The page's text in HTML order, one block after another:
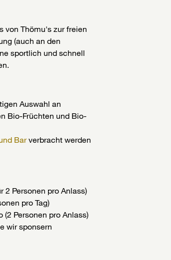
von Thömu's zur freien
(auch an den
sportlich und schnell
Auswahl an
Bio-Früchten und Bio-
Barverbracht werden
2 Personen pro Anlass)
pro Tag)
Personen pro Anlass)
wir sponsern